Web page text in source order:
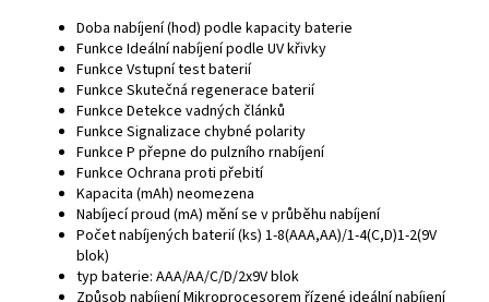
Doba nabíjení (hod) podle kapacity baterie
Funkce Ideální nabíjení podle UV křivky
Funkce Vstupní test baterií
Funkce Skutečná regenerace baterií
Funkce Detekce vadných článků
Funkce Signalizace chybné polarity
Funkce P přepne do pulzního rnabíjení
Funkce Ochrana proti přebití
Kapacita (mAh) neomezena
Nabíjecí proud (mA) mění se v průběhu nabíjení
Počet nabíjených baterií (ks) 1-8(AAA,AA)/1-4(C,D)1-2(9V
blok)
typ baterie: AAA/AA/C/D/2x9V blok